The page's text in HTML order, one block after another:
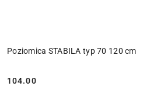
Poziomica STABILA typ 70 120 cm
Cena:
104.00